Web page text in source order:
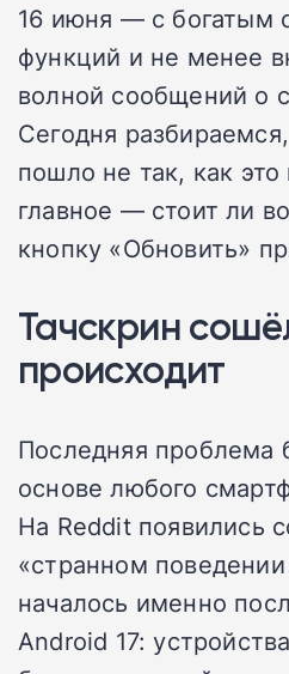
16 июня — с богатым
функций и не менее
волной сообщений о
Сегодня
пошло не так, как
главное — стоит ли
кнопку «Обновить»
Тачскрин
происходит
Последняя проблема
основе любого
На Reddit появились
«странном
началось именно
Android 17: